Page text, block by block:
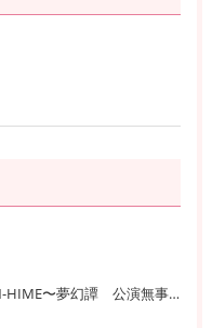
【2026.3.15】SEN-HIME〜夢幻譚 公演無事終了